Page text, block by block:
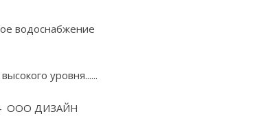
водоснабжение
уровня......
ООО ДИЗАЙН